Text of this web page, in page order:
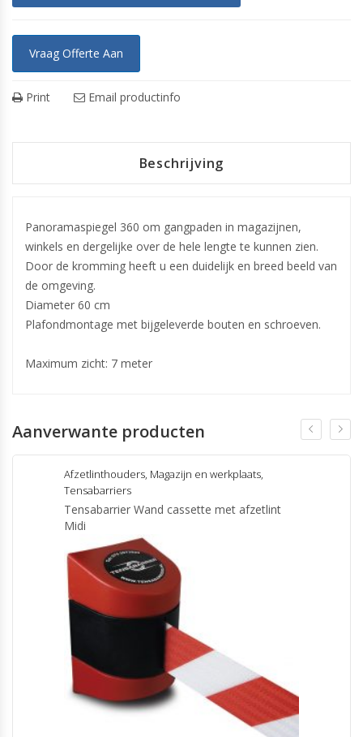
Vraag Offerte Aan
Print Email productinfo
Beschrijving
Panoramaspiegel 360 om gangpaden in magazijnen,
winkels en dergelijke over de hele lengte te kunnen zien.
Door de kromming heeft u een duidelijk en breed beeld van
de omgeving.
Diameter 60 cm
Plafondmontage met bijgeleverde bouten en schroeven.
Maximum zicht: 7 meter
Aanverwante producten
Afzetlinthouders, Magazijn en werkplaats,
Tensabarriers
Tensabarrier Wand cassette met afzetlint
Midi